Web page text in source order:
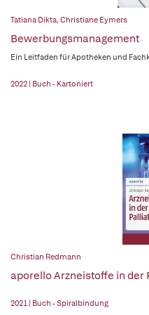
Tatiana Dikta,Christiane Eymers
Bewerbungsmanagement
Ein Leitfaden für Apotheken und
2022 | Buch - Kartoniert
Christian Redmann
aporello Arzneistoffe in der
2021 | Buch - Spiralbindung